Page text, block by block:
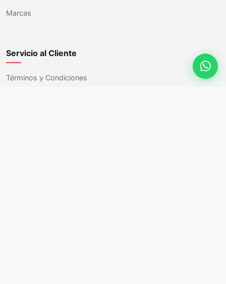
Marcas
Servicio al Cliente
Términos y Condiciones